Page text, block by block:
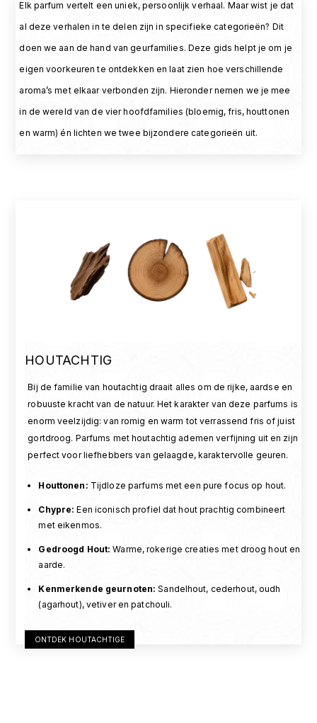
Elk parfum vertelt een uniek, persoonlijk verhaal. Maar wist je dat
al deze verhalen in te delen zijn in specifieke categorieën? Dit
doen we aan de hand van geurfamilies. Deze gids helpt je om je
eigen voorkeuren te ontdekken en laat zien hoe verschillende
aroma’s met elkaar verbonden zijn. Hieronder nemen we je mee
in de wereld van de vier hoofdfamilies (bloemig, fris, houttonen
en warm) én lichten we twee bijzondere categorieën uit.
HOUTACHTIG
Bij de familie van houtachtig draait alles om de rijke, aardse en
robuuste kracht van de natuur. Het karakter van deze parfums is
enorm veelzijdig: van romig en warm tot verrassend fris of juist
gortdroog. Parfums met houtachtig ademen verfijning uit en zijn
perfect voor liefhebbers van gelaagde, karaktervolle geuren.
Houttonen : Tijdloze parfums met een pure focus op hout.
Chypre: Een iconisch profiel dat hout prachtig combineert
met eikenmos.
Gedroogd Hout: Warme, rokerige creaties met droog hout en
aarde.
Kenmerkende geurnoten: Sandelhout, cederhout, oudh
(agarhout), vetiver en patchouli.
ONTDEK HOUTACHTIGE